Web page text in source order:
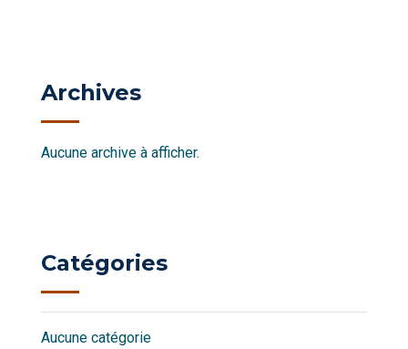
Archives
Aucune archive à afficher.
Catégories
Aucune catégorie